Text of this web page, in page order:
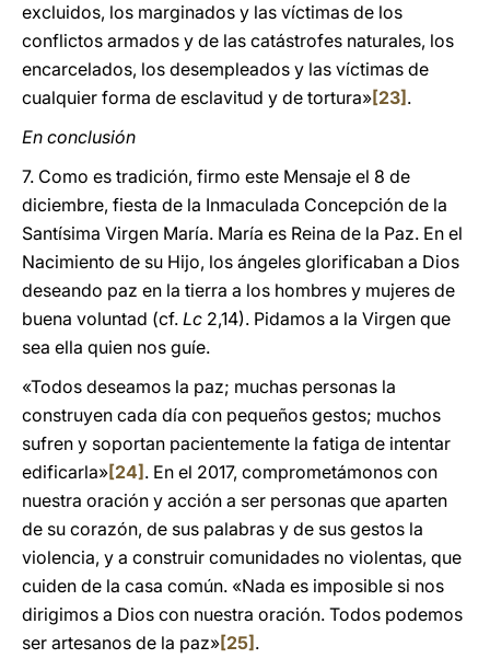
excluidos, los marginados y las víctimas de los
conflictos armados y de las catástrofes naturales, los
encarcelados, los desempleados y las víctimas de
cualquier forma de esclavitud y de tortura»[23] .
En conclusión
7. Como es tradición, firmo este Mensaje el 8 de
diciembre, fiesta de la Inmaculada Concepción de la
Santísima Virgen María. María es Reina de la Paz. En el
Nacimiento de su Hijo, los ángeles glorificaban a Dios
deseando paz en la tierra a los hombres y mujeres de
buena voluntad (cf. Lc 2,14). Pidamos a la Virgen que
sea ella quien nos guíe.
«Todos deseamos la paz; muchas personas la
construyen cada día con pequeños gestos; muchos
sufren y soportan pacientemente la fatiga de intentar
edificarla»[24] . En el 2017, comprometámonos con
nuestra oración y acción a ser personas que aparten
de su corazón, de sus palabras y de sus gestos la
violencia, y a construir comunidades no violentas, que
cuiden de la casa común. «Nada es imposible si nos
dirigimos a Dios con nuestra oración. Todos podemos
ser artesanos de la paz»[25] .